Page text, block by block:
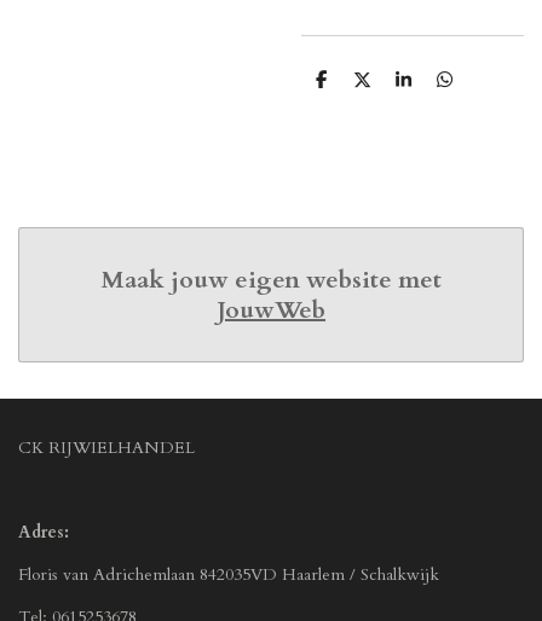
D
D
S
D
Maak jouw eigen website met
JouwWeb
CK RIJWIELHANDEL
Adres:
Floris van Adrichemlaan 842035VD Haarlem / Schalkwijk